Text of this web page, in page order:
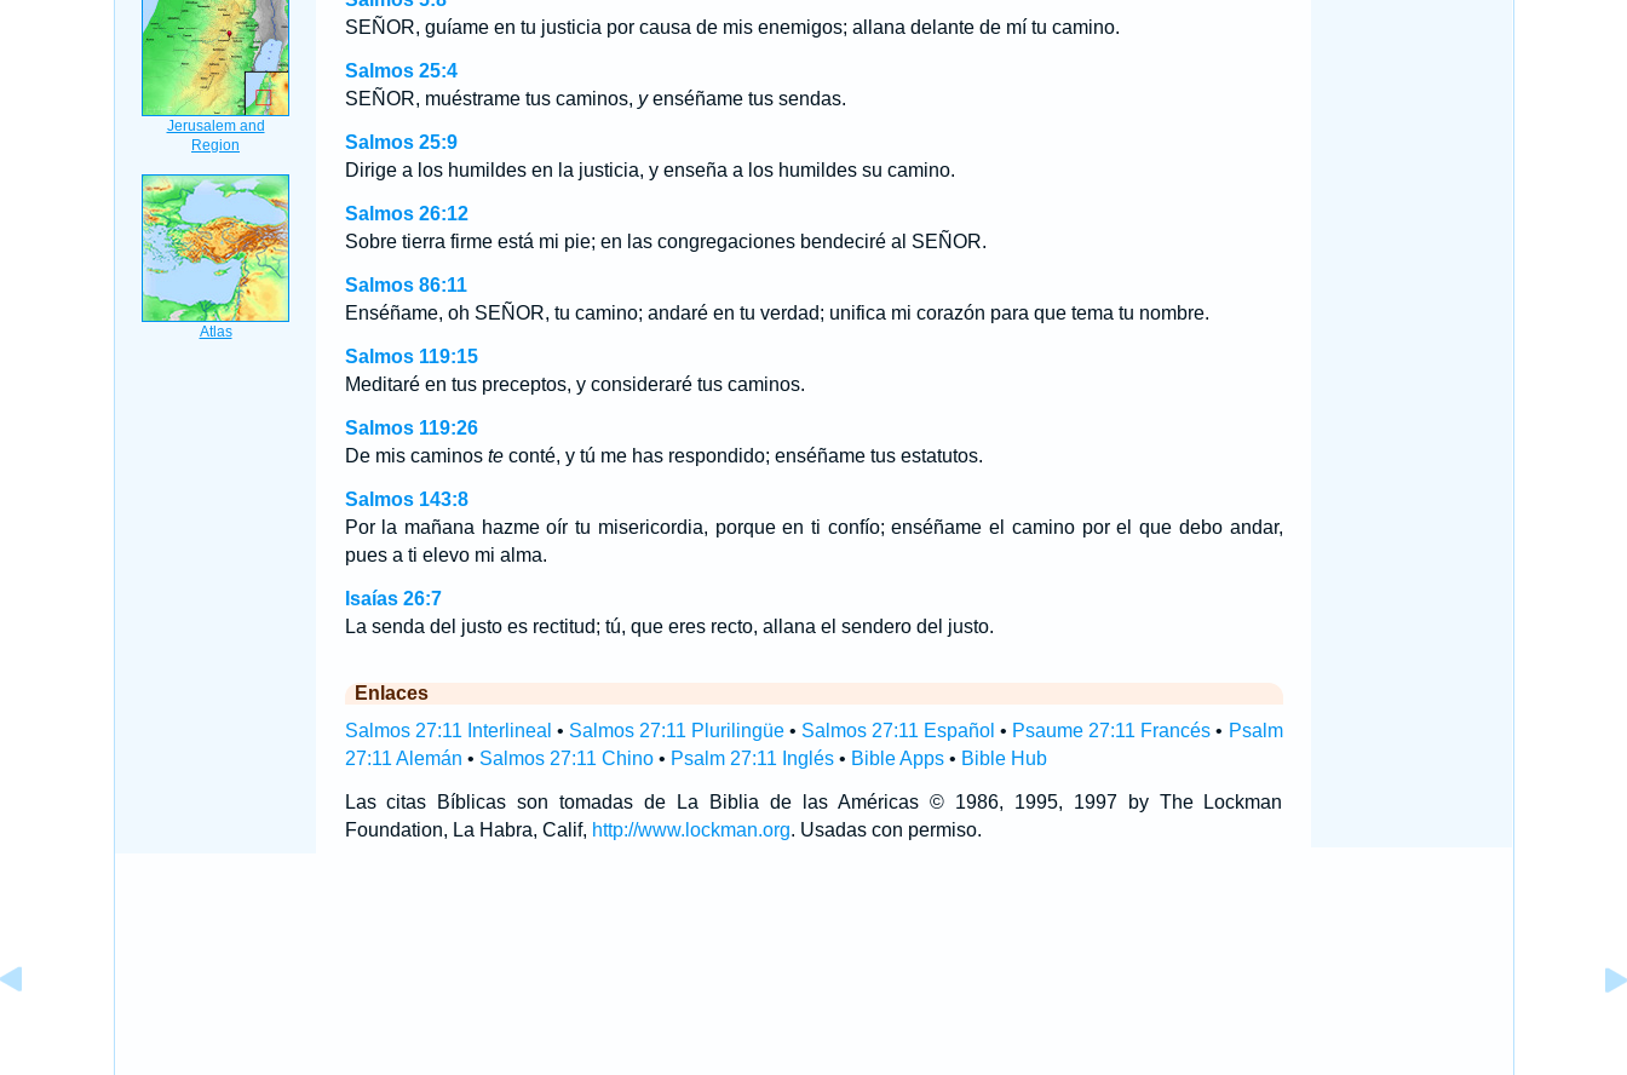
SEÑOR, guíame en tu justicia por causa de mis enemigos; allana delante de mí tu camino.
Salmos 25:4
SEÑOR, muéstrame tus caminos, yenséñame tus sendas.
Salmos 25:9
Dirige a los humildes en la justicia, y enseña a los humildes su camino.
Salmos 26:12
Sobre tierra firme está mi pie; en las congregaciones bendeciré al SEÑOR.
Salmos 86:11
Enséñame, oh SEÑOR, tu camino; andaré en tu verdad; unifica mi corazón para que tema tu nombre.
Salmos 119:15
Meditaré en tus preceptos, y consideraré tus caminos.
Salmos 119:26
De mis caminos teconté, y tú me has respondido; enséñame tus estatutos.
Salmos 143:8
Por la mañana hazme oír tu misericordia, porque en ti confío; enséñame el camino por el que debo andar,
pues a ti elevo mi alma.
Isaías 26:7
La senda del justo es rectitud; tú, que eres recto, allana el sendero del justo.
Enlaces
Salmos 27:11 Interlineal • Salmos 27:11 Plurilingüe• Salmos 27:11 Español • Psaume 27:11 Francés • Psalm
27:11 Alemán • Salmos 27:11 Chino• Psalm 27:11 Inglés• Bible Apps• Bible Hub
Las citas Bíblicas son tomadas de La Biblia de las Américas © 1986, 1995, 1997 by The Lockman
Foundation, La Habra, Calif, http://www.lockman.org. Usadas con permiso.